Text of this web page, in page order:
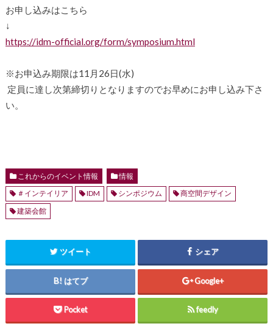
お申し込みはこちら
↓
https://idm-official.org/form/symposium.html
※お申込み期限は11月26日(水)
定員に達し次第締切りとなりますのでお早めにお申し込み下さ
い。
これからのイベント情報
情報
＃インテイリア
IDM シンポジウム
商空間デザイン
建築会館
ツイート シェア
はてブ Google+
Pocket feedly